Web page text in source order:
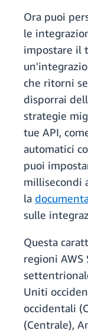
Ora puoi
le
impostare il
che ritorni
disporrai
strategie
tue API,
automatici
puoi
millisecondi
la
sulle
Questa
regioni
Uniti
occidentali
(Centrale),